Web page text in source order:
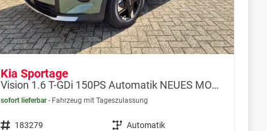
Kia Sportage
Vision 1.6 T-GDi 150PS Automatik NEUES MODELL MY26 FACELIFT Sitzheizung Lenkradheizung Klimaautomatik Navi Bluetooth Touchscreen Apple CarPlay Android Auto PDC v+h 17"LM Rückf.Kamera ACC 2x Keyless
sofort lieferbar Fahrzeug mit Tageszulassung
Fahrzeugnr. 183279 Getriebe Automatik